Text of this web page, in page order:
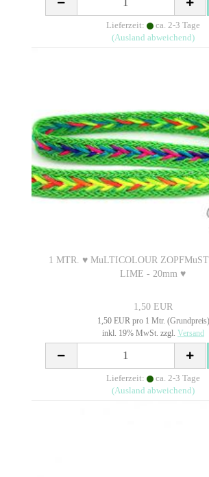
Lieferzeit:
ca. 2-3 Tage
(Ausland abweichend)
1 MTR. ♥ MuLTICOLOUR
LIME - 20mm ♥
1,50 EUR
1,50 EUR pro 1 Mtr. (Grundpreis)
inkl. 19% MwSt. zzgl. Versand
Lieferzeit:
ca. 2-3 Tage
(Ausland abweichend)